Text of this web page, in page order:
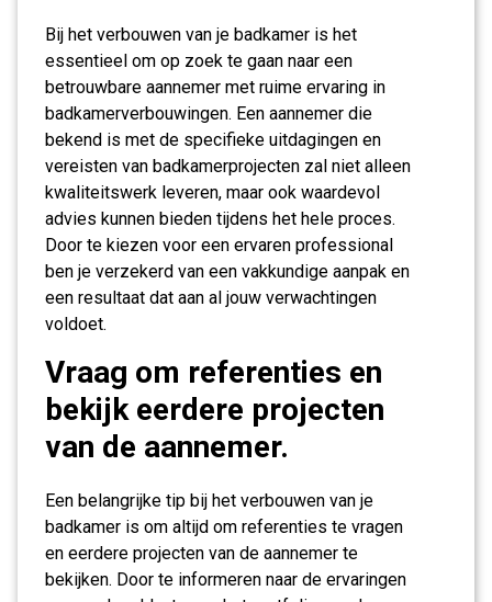
Bij het verbouwen van je badkamer is het
essentieel om op zoek te gaan naar een
betrouwbare aannemer met ruime ervaring in
badkamerverbouwingen. Een aannemer die
bekend is met de specifieke uitdagingen en
vereisten van badkamerprojecten zal niet alleen
kwaliteitswerk leveren, maar ook waardevol
advies kunnen bieden tijdens het hele proces.
Door te kiezen voor een ervaren professional
ben je verzekerd van een vakkundige aanpak en
een resultaat dat aan al jouw verwachtingen
voldoet.
Vraag om referenties en
bekijk eerdere projecten
van de aannemer.
Een belangrijke tip bij het verbouwen van je
badkamer is om altijd om referenties te vragen
en eerdere projecten van de aannemer te
bekijken. Door te informeren naar de ervaringen